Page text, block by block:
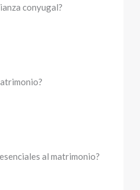
conyugal?
al matrimonio?